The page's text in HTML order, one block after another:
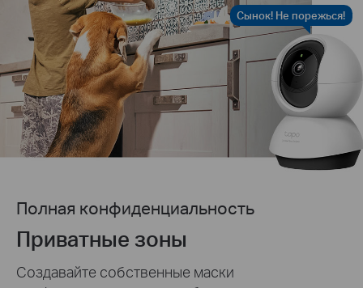
Сынок! Не порежься!
Полная конфиденциальность
Приватные зоны
Создавайте собственные маски